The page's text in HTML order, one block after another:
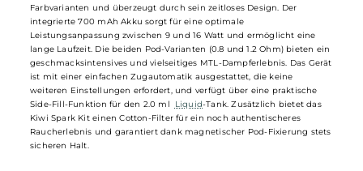
DasKiwi Spark Kit von KiwiVapor wurde speziell für
MTL-Backendampfer entwickelt, die nach einer einfachen und
benutzerfreundlichen E-Zigarettesuchen. Das kompakte und
schlanke Design des VapePens, hergestellt aus einer Aluminium-
Legierung, bietet eine angenehme Haptik und ein Gewicht von nur
34 Gramm, wodurch das Gerät leicht zu handhaben und zu
verstauen ist. Das VapePen Kit kommt in sechs trendigen
Farbvarianten und überzeugt durch sein zeitloses Design. Der
integrierte 700 mAh Akku sorgt für eine optimale